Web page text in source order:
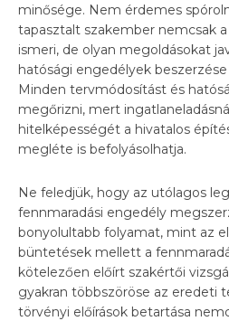
minősége. Nem érdemes
tapasztalt szakember nemcsak
ismeri, de olyan megoldásokat
hatósági engedélyek
Minden tervmódosítást és
megőrizni, mert
hitelképességét a hivatalos
megléte is befolyásolhatja.
Ne feledjük, hogy az utólagos
fennmaradási engedély
bonyolultabb folyamat, mint az
büntetések mellett a
kötelezően előírt szakértői
gyakran többszöröse az eredeti
törvényi előírások betartása